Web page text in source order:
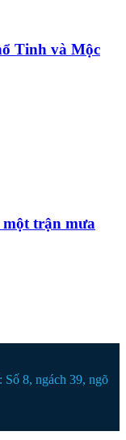
Tinh và Mộc
một trận mưa
8, ngách 39, ngõ